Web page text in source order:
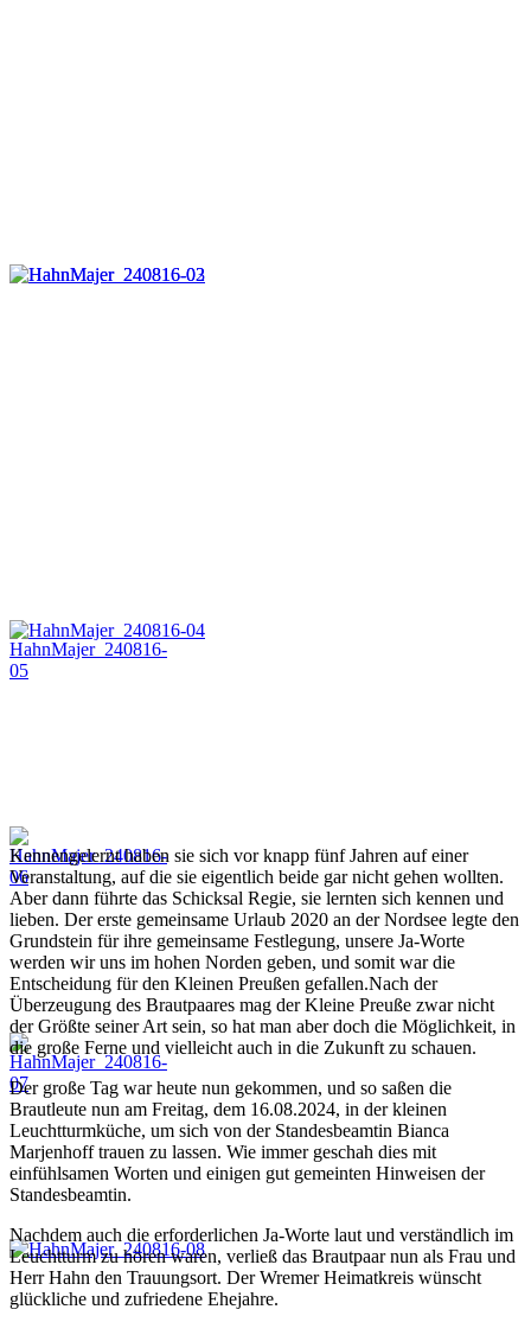
Kennengelernt haben sie sich vor knapp fünf Jahren auf einer
Veranstaltung, auf die sie eigentlich beide gar nicht gehen wollten.
Aber dann führte das Schicksal Regie, sie lernten sich kennen und
lieben. Der erste gemeinsame Urlaub 2020 an der Nordsee legte den
Grundstein für ihre gemeinsame Festlegung, unsere Ja-Worte
werden wir uns im hohen Norden geben, und somit war die
Entscheidung für den Kleinen Preußen gefallen.Nach der
Überzeugung des Brautpaares mag der Kleine Preuße zwar nicht
der Größte seiner Art sein, so hat man aber doch die Möglichkeit, in
die große Ferne und vielleicht auch in die Zukunft zu schauen.
Der große Tag war heute nun gekommen, und so saßen die
Brautleute nun am Freitag, dem 16.08.2024, in der kleinen
Leuchtturmküche, um sich von der Standesbeamtin Bianca
Marjenhoff trauen zu lassen. Wie immer geschah dies mit
einfühlsamen Worten und einigen gut gemeinten Hinweisen der
Standesbeamtin.
Nachdem auch die erforderlichen Ja-Worte laut und verständlich im
Leuchtturm zu hören waren, verließ das Brautpaar nun als Frau und
Herr Hahn den Trauungsort. Der Wremer Heimatkreis wünscht
glückliche und zufriedene Ehejahre.